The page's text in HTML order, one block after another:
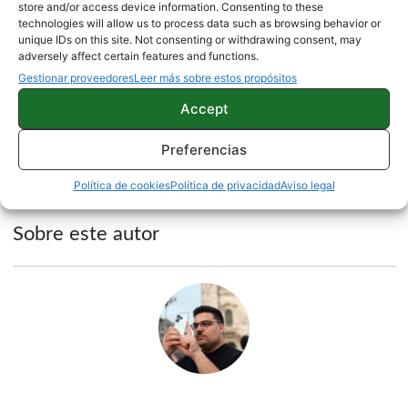
store and/or access device information. Consenting to these
technologies will allow us to process data such as browsing behavior or
unique IDs on this site. Not consenting or withdrawing consent, may
adversely affect certain features and functions.
Gestionar proveedoresLeer más sobre estos propósitos
Accept
Preferencias
Política de cookiesPolítica de privacidadAviso legal
Mejores mazos rápidos en Clash Royale y cómo
usarlos
Fuente |Android Police
Sobre este autor